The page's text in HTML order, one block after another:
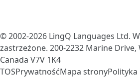
© 2002-2026 LingQ Languages Ltd.
zastrzeżone. 200-2232 Marine Drive,
Canada V7V 1K4
TOSPrywatnośćMapa stronyPolityka